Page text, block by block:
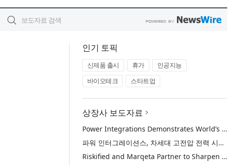
인기 토픽
신제품 출시 휴가
인공지능
바이오테크
스타트업
상장사 보도자료
Power Integrations Demonstrates World’s First 2200 V GaN Technology for Next-Era High-Voltage Power Systems
파워 인터그레이션스, 차세대 고전압 전력 시스템을 위한 세계 최초의 2200V GaN 기술 시연
Riskified and Marqeta Partner to Sharpen Card Issuer Authorization Decisions and Help Reduce False Declines